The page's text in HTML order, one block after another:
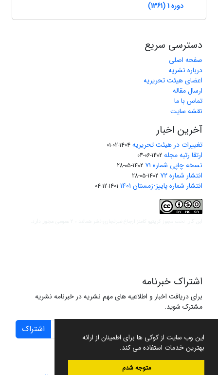
این وب سایت از کوکی ها برای اطمینان از ارائه
بهترین خدمات استفاده می کند.
متوجه شدم
دوره 1 (1361)
دسترسی سریع
صفحه اصلی
درباره نشریه
اعضای هیئت تحریریه
ارسال مقاله
تماس با ما
نقشه سایت
آخرین اخبار
تغییرات در هیئت تحریریه 1404-02-01
ارتقا رتبه مجله 1402-06-04
نسخه چاپی شماره ۷۱ 1402-05-28
انتشار شماره ۷۲ 1402-05-28
انتشار شماره پاییز-زمستان ۱۴۰۱ 1401-12-04
اشتراک خبرنامه
برای دریافت اخبار و اطلاعیه های مهم نشریه در خبرنامه نشریه
مشترک شوید.
اشتراک